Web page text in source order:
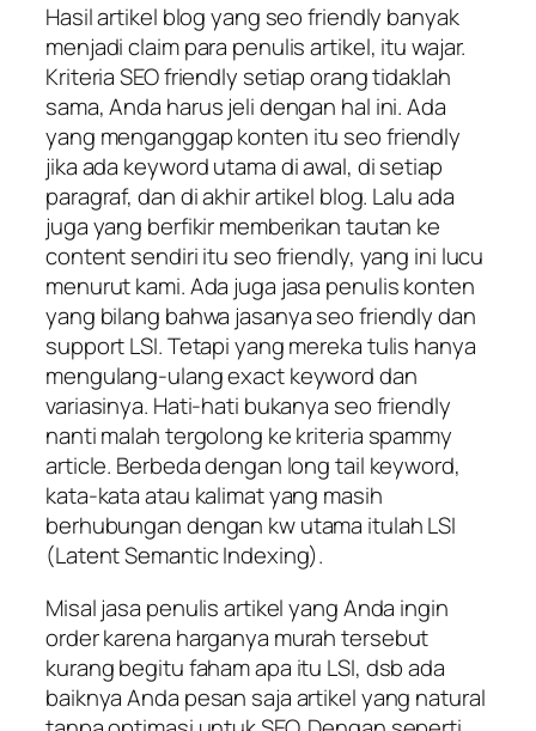
Hasil artikel blog yang seo friendly banyak
menjadi claim para penulis artikel, itu wajar.
Kriteria SEO friendly setiap orang tidaklah
sama, Anda harus jeli dengan hal ini. Ada
yang menganggap konten itu seo friendly
jika ada keyword utama di awal, di setiap
paragraf, dan di akhir artikel blog. Lalu ada
juga yang berfikir memberikan tautan ke
content sendiri itu seo friendly, yang ini lucu
menurut kami. Ada juga jasa penulis konten
yang bilang bahwa jasanya seo friendly dan
support LSI. Tetapi yang mereka tulis hanya
mengulang-ulang exact keyword dan
variasinya. Hati-hati bukanya seo friendly
nanti malah tergolong ke kriteria spammy
article. Berbeda dengan long tail keyword,
kata-kata atau kalimat yang masih
berhubungan dengan kw utama itulah LSI
(Latent Semantic Indexing).
Misal jasa penulis artikel yang Anda ingin
order karena harganya murah tersebut
kurang begitu faham apa itu LSI, dsb ada
baiknya Anda pesan saja artikel yang natural